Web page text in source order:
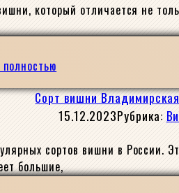
который отличается не
Сорт вишни
15.12.2023Рубрика:
сортов вишни в России.
большие,